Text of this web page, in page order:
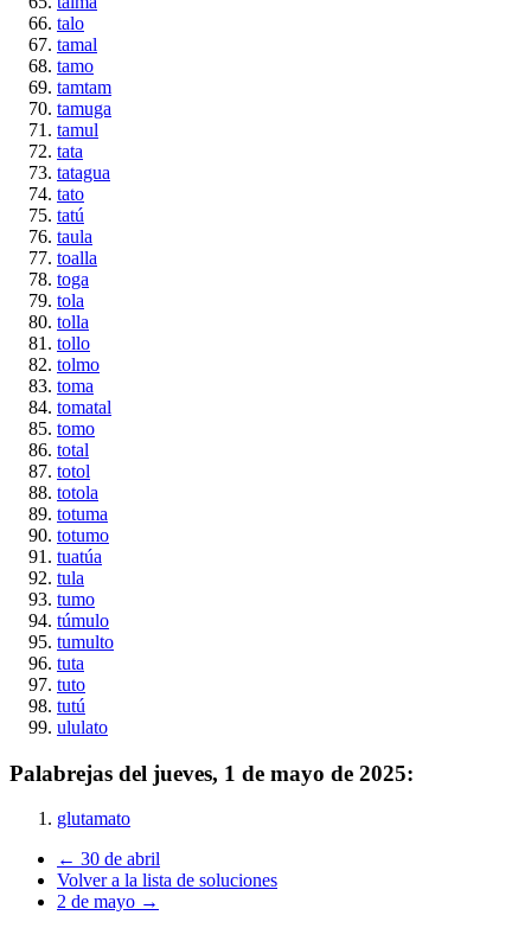
talo
tamal
tamo
tamtam
tamuga
tamul
tata
tatagua
tato
tatú
taula
toalla
toga
tola
tolla
tollo
tolmo
toma
tomatal
tomo
total
totol
totola
totuma
totumo
tuatúa
tula
tumo
túmulo
tumulto
tuta
tuto
tutú
ululato
Palabrejas del jueves, 1 de mayo de 2025:
glutamato
← 30 de abril
Volver a la lista de soluciones
2 de mayo →